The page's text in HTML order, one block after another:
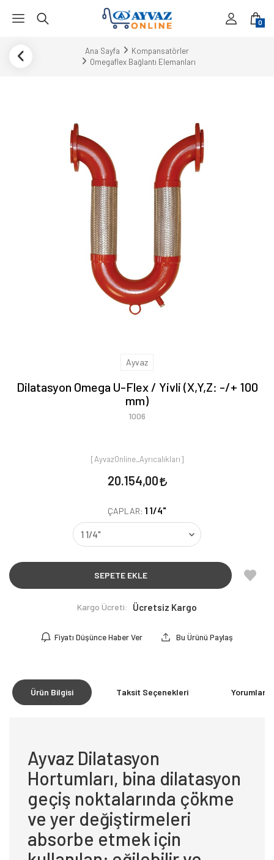
0
Ana Sayfa
Kompansatörler
Omegaflex Bağlantı Elemanları
Ayvaz
Dilatasyon Omega U-Flex / Yivli (X,Y,Z: -/+ 100
mm)
1006
[AyvazOnline_Ayrıcalıkları]
20.154,00
ÇAPLAR: 1 1/4"
SEPETE EKLE
Kargo Ücreti: Ücretsiz Kargo
Fiyatı Düşünce Haber Ver Bu Ürünü Paylaş
Ürün Bilgisi Taksit Seçenekleri Yorumlar
Ayvaz Dilatasyon
Hortumları, bina dilatasyon
geçiş noktalarında çökme
ve yer değiştirmeleri
absorbe etmek için